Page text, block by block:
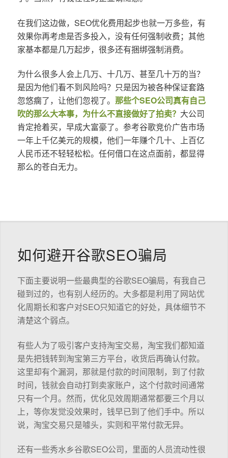
在我们这边做，SEO优化费用起步也就一万多些，有
效果你再考虑是否多投入，没有任何强制收费；其他
家基本都是几万起步，很多还有捆绑强制消费。
为什么很多人会上几万、十几万、甚至几十万的当？
是因为他们看不到风险吗？只是因为被各种保证套路
忽悠瘸了，让他们忽视了。 那些个SEO公司真有自己
吹的那么大本事，为什么不直接做好了拍卖？ 大公司
肯定抢着买，早成大富豪了。参考谷歌竞价广告市场
一年上千亿美元的规模，他们一年赚个几十、上百亿
人民币还不轻轻松松。任何借口在这点面前，都显得
那么的苍白无力。
如何避开谷歌SEO骗局
下面主要说明一些最典型的谷歌SEO骗局，有我自己
碰到过的，也有别人经历的。大多都是利用了网站优
化周期长和客户对SEO只知道它的好处，具体细节不
清楚这个弱点。
有些人为了吸引客户支持淘宝交易，淘宝我们都知道
是先把钱转到淘宝第三方平台，收货后再确认付款。
这里却有个漏洞，那就是付款的时间限制，到了付款
时间，钱就会自动打到卖家账户，这个付款时间通常
只有一个月。然而，优化见效周期通常都要三个月以
上，等你发觉没效果时，钱早已到了他们手中。所以
说，淘宝交易只是噱头，实则和平常付款无异。
还有一些秀水乡谷歌SEO公司，里面的人员流动性很